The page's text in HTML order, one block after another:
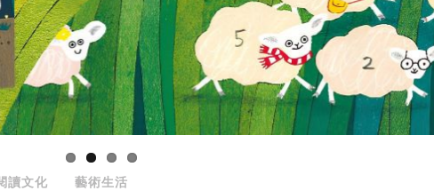
讀文化 藝術生活